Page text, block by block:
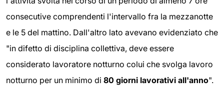
consecutive comprendenti l'intervallo fra la mezzanotte
e le 5 del mattino. Dall'altro lato avevano evidenziato che
"in difetto di disciplina collettiva, deve essere
considerato lavoratore notturno colui che svolga lavoro
notturno per un minimo di 80 giorni lavorativi all'anno".